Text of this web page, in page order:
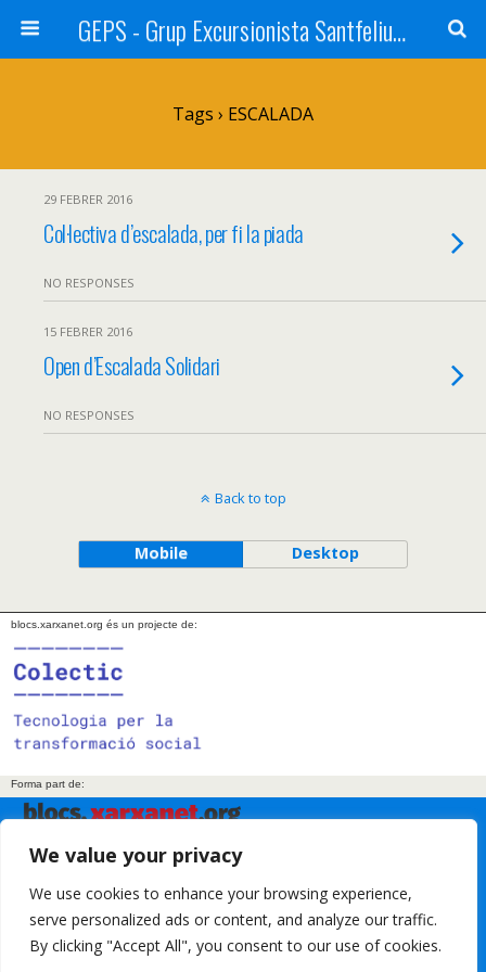
We value your privacy
We use cookies to enhance your browsing experience,
serve personalized ads or content, and analyze our traffic.
By clicking "Accept All", you consent to our use of cookies.
GEPS - Grup Excursionista Santfeliuenc
Tags › ESCALADA
29 FEBRER 2016
Col·lectiva d’escalada, per fi la piada
NO RESPONSES
15 FEBRER 2016
Open d’Escalada Solidari
NO RESPONSES
Back to top
Mobile Desktop
blocs.xarxanet.org és un projecte de:
Forma part de: